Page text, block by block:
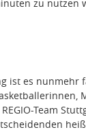
zu nutzen
ist es nunmehr
Team